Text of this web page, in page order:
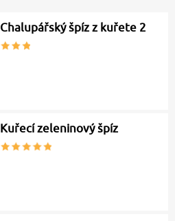
Chalupářský špíz z kuřete 2
Kuřecí zeleninový špíz